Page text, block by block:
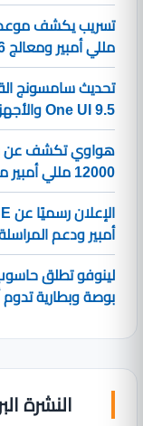
مللي أمبير ومعالج Snapdragon 8 Elite Gen 6
تحديث سامسونج
One UI 9.5 والأجهزة المؤهلة
12000 مللي أمبير مع تتبع ذكي
أمبير ودعم
بوصة وبطارية تدوم أكثر
النشرة